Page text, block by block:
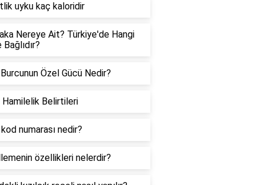
uyku kaç kaloridir
Nereye Ait? Türkiye'de Hangi
Özel Gücü Nedir?
Hamilelik Belirtileri
numarası nedir?
özellikleri nelerdir?